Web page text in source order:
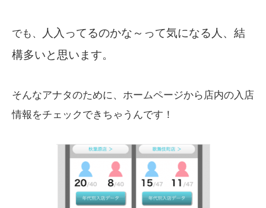
でも、
人入ってるのかな～って気になる人、結
構多いと思います。
そんなアナタのために、ホームページから店内の入店
情報をチェックできちゃうんです！